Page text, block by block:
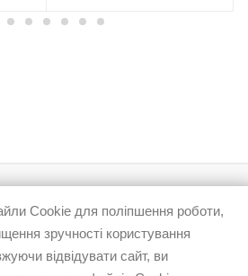
Cookie для поліпшення роботи,
зручності користування
відвідувати сайт, ви